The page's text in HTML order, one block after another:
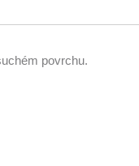
povrchu.